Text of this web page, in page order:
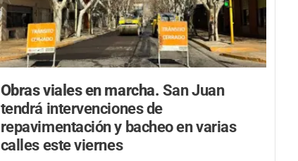
Obras viales en marcha. San Juan
tendrá intervenciones de
repavimentación y bacheo en varias
calles este viernes